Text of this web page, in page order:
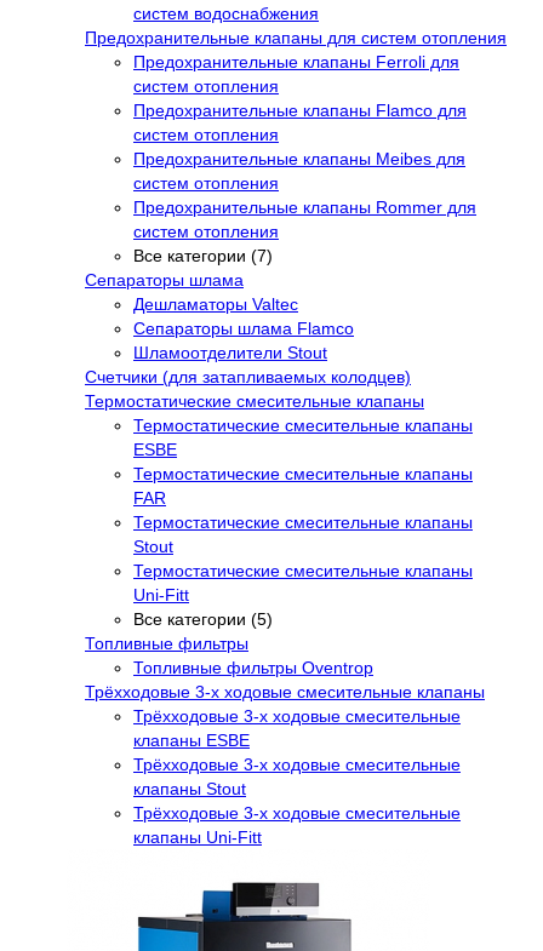
систем водоснабжения
Предохранительные клапаны для систем отопления
Предохранительные клапаны Ferroli для
систем отопления
Предохранительные клапаны Flamco для
систем отопления
Предохранительные клапаны Meibes для
систем отопления
Предохранительные клапаны Rommer для
систем отопления
Все категории (7)
Сепараторы шлама
Дешламаторы Valtec
Сепараторы шлама Flamco
Шламоотделители Stout
Счетчики (для затапливаемых колодцев)
Термостатические смесительные клапаны
Термостатические смесительные клапаны
ESBE
Термостатические смесительные клапаны
FAR
Термостатические смесительные клапаны
Stout
Термостатические смесительные клапаны
Uni-Fitt
Все категории (5)
Топливные фильтры
Топливные фильтры Oventrop
Трёхходовые 3-х ходовые смесительные клапаны
Трёхходовые 3-х ходовые смесительные
клапаны ESBE
Трёхходовые 3-х ходовые смесительные
клапаны Stout
Трёхходовые 3-х ходовые смесительные
клапаны Uni-Fitt